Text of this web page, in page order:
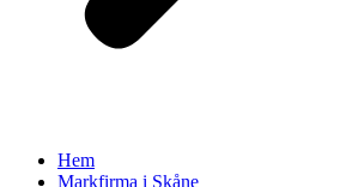
Hem
Markfirma i Skåne